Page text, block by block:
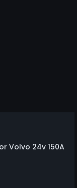
Volvo 24v 150A